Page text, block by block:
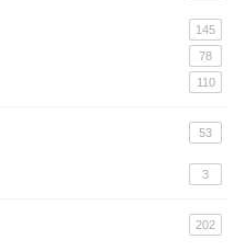
145
78
110
53
3
202